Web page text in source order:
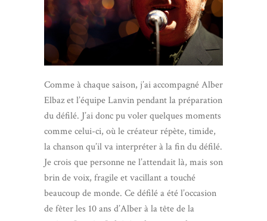
Comme à chaque saison, j’ai accompagné Alber
Elbaz et l’équipe Lanvin pendant la préparation
du défilé. J’ai donc pu voler quelques moments
comme celui-ci, où le créateur répète, timide,
la chanson qu’il va interpréter à la fin du défilé.
Je crois que personne ne l’attendait là, mais son
brin de voix, fragile et vacillant a touché
beaucoup de monde. Ce défilé a été l’occasion
de fêter les 10 ans d’Alber à la tête de la